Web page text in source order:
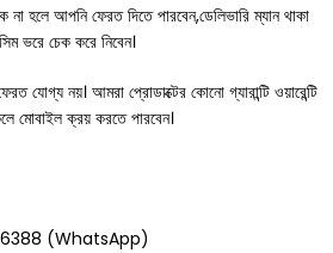
হলে আপনি ফেরত দিতে পারবেন,ডেলিভারি ম্যান থাকা
ভরে চেক করে নিবেন।
যোগ্য নয়। আমরা প্রোডাক্টের কোনো গ্যারান্টি ওয়ারেন্টি
মোবাইল ক্রয় করতে পারবেন।
(WhatsApp)